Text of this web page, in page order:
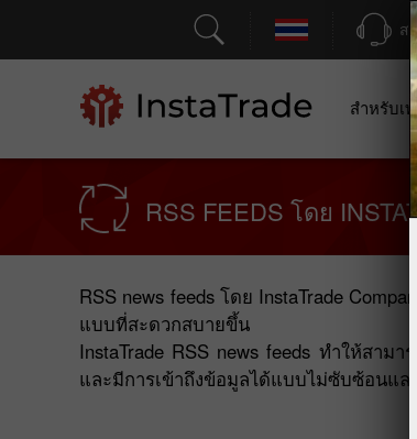
ส
สำหรับเ
RSS FEEDS โดย
RSS news feeds โดย InstaTrade
แบบที่สะดวกสบายขึ้น
InstaTrade RSS news feeds ทำให้สาม
และมีการเข้าถึงข้อมูลได้แบบไม่ซับซ้อนแ